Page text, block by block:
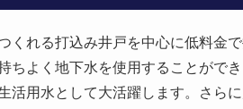
くれる打込み井戸を中心に低料金
ちよく地下水を使用することがで
活用水として大活躍します。さら